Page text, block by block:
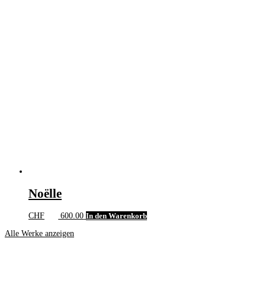
Noëlle
CHF 600.00 In den Warenkorb
Alle Werke anzeigen